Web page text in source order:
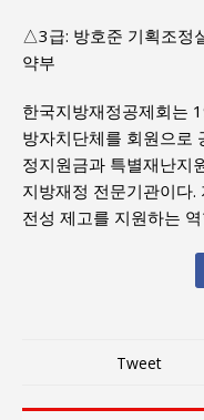
△3급: 방호준 기획조정
약부
한국지방재정공제회는
방자치단체를 회원으로
정지원금과 특별재난지
지방재정 전문기관이다
전성 제고를 지원하는
Tweet